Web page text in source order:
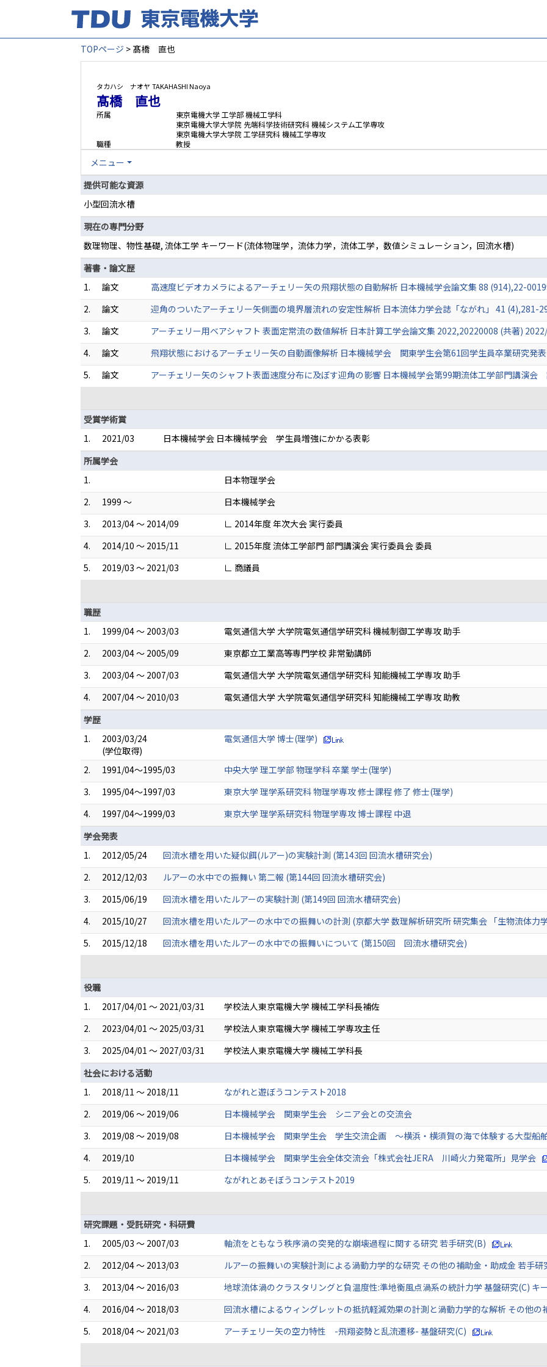
TOPページ > 髙橋 直也
タカハシ ナオヤ TAKAHASHI Naoya
髙橋 直也
所属
東京電機大学 工学部 機械工学科
東京電機大学大学院 先端科学技術研究科 機械システム工学専攻
東京電機大学大学院 工学研究科 機械工学専攻
職種
教授
メニュー
提供可能な資源
小型回流水槽
現在の専門分野
数理物理、物性基礎, 流体工学 キーワード(流体物理学，流体力学，流体工学，数値シミュレーション，回流水槽)
著書・論文歴
1.
論文
高速度ビデオカメラによるアーチェリー矢の飛翔状態の自動解析 日本機械学会論文集 88 (914),22-
2.
論文
迎角のついたアーチェリー矢側面の境界層流れの安定性解析 日本流体力学会誌「ながれ」 41 (4),281-
3.
論文
アーチェリー用ベアシャフト 表面定常流の数値解析 日本計算工学会論文集 2022,20220008 (共著)
4.
論文
飛翔状態におけるアーチェリー矢の自動画像解析 日本機械学会 関東学生会第61回学生員卒業研究発
5.
論文
アーチェリー矢のシャフト表面速度分布に及ぼす迎角の影響 日本機械学会第99期流体工学部門講演
受賞学術賞
1.
2021/03
日本機械学会 日本機械学会 学生員増強にかかる表彰
所属学会
1.
日本物理学会
2.
1999 ～
日本機械学会
3.
2013/04 ～ 2014/09
∟ 2014年度 年次大会 実行委員
4.
2014/10 ～ 2015/11
∟ 2015年度 流体工学部門 部門講演会 実行委員会 委員
5.
2019/03 ～ 2021/03
∟ 商議員
職歴
1.
1999/04 ～ 2003/03
電気通信大学 大学院電気通信学研究科 機械制御工学専攻 助手
2.
2003/04 ～ 2005/09
東京都立工業高等専門学校 非常勤講師
3.
2003/04 ～ 2007/03
電気通信大学 大学院電気通信学研究科 知能機械工学専攻 助手
4.
2007/04 ～ 2010/03
電気通信大学 大学院電気通信学研究科 知能機械工学専攻 助教
学歴
1.
2003/03/24
(学位取得)
電気通信大学 博士(理学)
2. 1991/04～1995/03
中央大学 理工学部 物理学科 卒業 学士(理学)
3.
1995/04～1997/03
東京大学 理学系研究科 物理学専攻 修士課程 修了 修士(理学)
4.
1997/04～1999/03
東京大学 理学系研究科 物理学専攻 博士課程 中退
学会発表
1.
2012/05/24
回流水槽を用いた疑似餌(ルアー)の実験計測 (第143回 回流水槽研究会)
2.
2012/12/03
ルアーの水中での振舞い 第二報 (第144回 回流水槽研究会)
3.
2015/06/19
回流水槽を用いたルアーの実験計測 (第149回 回流水槽研究会)
4.
2015/10/27
回流水槽を用いたルアーの水中での振舞いの計測 (京都大学 数理解析研究所 研究集会 「生物流体力
5.
2015/12/18
回流水槽を用いたルアーの水中での振舞いについて (第150回 回流水槽研究会)
役職
1.
2017/04/01 ～ 2021/03/31
学校法人東京電機大学 機械工学科長補佐
2.
2023/04/01 ～ 2025/03/31
学校法人東京電機大学 機械工学専攻主任
3.
2025/04/01 ～ 2027/03/31
学校法人東京電機大学 機械工学科長
社会における活動
1.
2018/11 ～ 2018/11
ながれと遊ぼうコンテスト2018
2.
2019/06 ～ 2019/06
日本機械学会 関東学生会 シニア会との交流会
3.
2019/08 ～ 2019/08
日本機械学会 関東学生会 学生交流企画 ～横浜・横須賀の海で体験する大型船
4.
2019/10
日本機械学会 関東学生会全体交流会「株式会社JERA 川崎火力発電所」見学会
5.
2019/11 ～ 2019/11
ながれとあそぼうコンテスト2019
研究課題・受託研究・科研費
1.
2005/03 ～ 2007/03
軸流をともなう秩序渦の突発的な崩壊過程に関する研究 若手研究(B)
2.
2012/04 ～ 2013/03
ルアーの振舞いの実験計測による渦動力学的な研究 その他の補助金・助成金 若手
3.
2013/04 ～ 2016/03
地球流体渦のクラスタリングと負温度性:準地衡風点渦系の統計力学 基盤研究(C)
4.
2016/04 ～ 2018/03
回流水槽によるウィングレットの抵抗軽減効果の計測と渦動力学的な解析 その他の
5.
2018/04 ～ 2021/03
アーチェリー矢の空力特性 -飛翔姿勢と乱流遷移- 基盤研究(C)